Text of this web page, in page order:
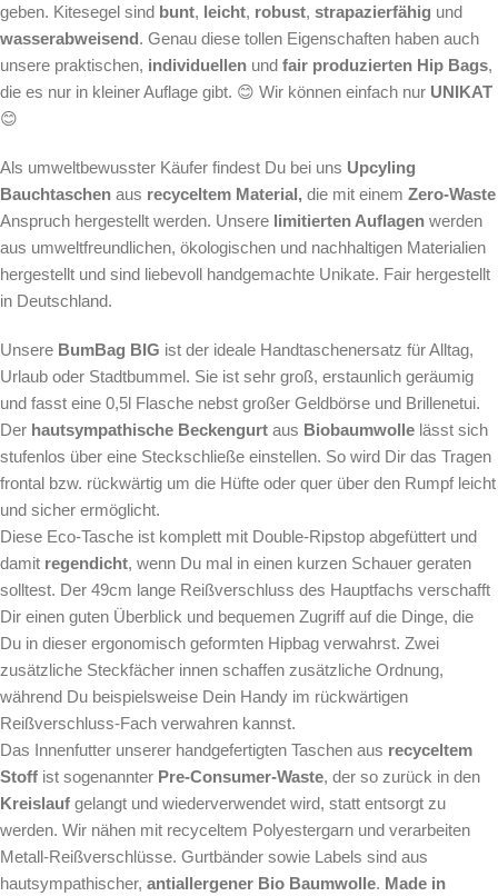
geben. Kitesegel sind bunt, leicht, robust, strapazierfähig und
wasserabweisend. Genau diese tollen Eigenschaften haben auch
unsere praktischen, individuellen und fair produzierten Hip Bags,
die es nur in kleiner Auflage gibt. 😊 Wir können einfach nur UNIKAT
😊
Als umweltbewusster Käufer findest Du bei uns Upcyling
Bauchtaschen aus recyceltem Material, die mit einem Zero-Waste
Anspruch hergestellt werden. Unsere limitierten Auflagen werden
aus umweltfreundlichen, ökologischen und nachhaltigen Materialien
hergestellt und sind liebevoll handgemachte Unikate. Fair hergestellt
in Deutschland.
Unsere BumBag BIG ist der ideale Handtaschenersatz für Alltag,
Urlaub oder Stadtbummel. Sie ist sehr groß, erstaunlich geräumig
und fasst eine 0,5l Flasche nebst großer Geldbörse und Brillenetui.
Der hautsympathische Beckengurt aus Biobaumwolle lässt sich
stufenlos über eine Steckschließe einstellen. So wird Dir das Tragen
frontal bzw. rückwärtig um die Hüfte oder quer über den Rumpf leicht
und sicher ermöglicht.
Diese Eco-Tasche ist komplett mit Double-Ripstop abgefüttert und
damit regendicht, wenn Du mal in einen kurzen Schauer geraten
solltest. Der 49cm lange Reißverschluss des Hauptfachs verschafft
Dir einen guten Überblick und bequemen Zugriff auf die Dinge, die
Du in dieser ergonomisch geformten Hipbag verwahrst. Zwei
zusätzliche Steckfächer innen schaffen zusätzliche Ordnung,
während Du beispielsweise Dein Handy im rückwärtigen
Reißverschluss-Fach verwahren kannst.
Das Innenfutter unserer handgefertigten Taschen aus recyceltem
Stoff ist sogenannter Pre-Consumer-Waste, der so zurück in den
Kreislauf gelangt und wiederverwendet wird, statt entsorgt zu
werden. Wir nähen mit recyceltem Polyestergarn und verarbeiten
Metall-Reißverschlüsse. Gurtbänder sowie Labels sind aus
hautsympathischer, antiallergener Bio Baumwolle. Made in